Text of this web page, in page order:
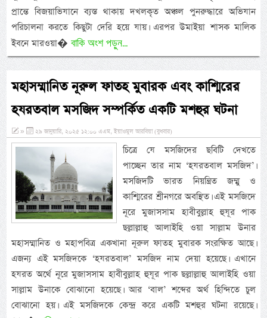
প্রান্তে বিজয়াভিযানে ব্যস্ত থাকায় দখলকৃত অঞ্চল পুনরুদ্ধারে অভিযান
পরিচালনা করতে কিছুটা দেরি হয়ে যায়। এরপর উমাইয়া শাসক মালিক
ইবনে মারওয়া�বাকি অংশ পড়ুন...
মহাসম্মানিত নূরুল ফাতহ মুবারক এবং কাশ্মিরের
হযরতবাল মসজিদ সম্পর্কিত একটি মশহুর ঘটনা
» ২৯ জানুয়ারি, ২০২৫ ১২:০০ এএম, ইয়াওমুল আরবিয়া (বুধবার)
চিত্রে যে মসজিদের ছবিটি দেখতে
পাচ্ছেন তার নাম ‘হযরতবাল মসজিদ’।
মসজিদটি ভারত নিয়ন্ত্রিত জম্মু ও
কাশ্মিরের শ্রীনগরে অবস্থিত। এই মসজিদে
নূরে মুজাসসাম হাবীবুল্লাহ হুযূর পাক
ছল্লাল্লাহু আলাইহি ওয়া সাল্লাম উনার
মহাসম্মানিত ও মহাপবিত্র একখানা নূরুল ফাতহ মুবারক সংরক্ষিত আছে।
এজন্য এই মসজিদকে ‘হযরতবাল’ মসজিদ নাম দেয়া হয়েছে। এখানে
হযরত অর্থে নূরে মুজাসসাম হাবীবুল্লাহ হুযূর পাক ছল্লাল্লাহু আলাইহি ওয়া
সাল্লাম উনাকে বোঝানো হয়েছে। আর ‘বাল’ শব্দের অর্থ হিন্দিতে চুল
বোঝানো হয়। এই মসজিদকে কেন্দ্র করে একটি মশহুর ঘটনা রয়েছে।